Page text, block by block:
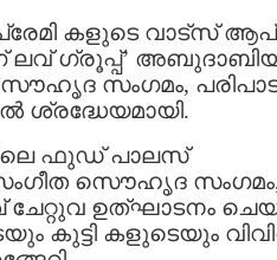
കളുടെ വാട്സ് ആപ്
ലവ് ഗ്രൂപ്പ്’
സൌഹൃദ സംഗമം,
ഫുഡ്‌ പാലസ്
സംഗീത സൌഹൃദ
ചേറ്റുവ ഉത്ഘാടനം
കുട്ടി കളുടെയും